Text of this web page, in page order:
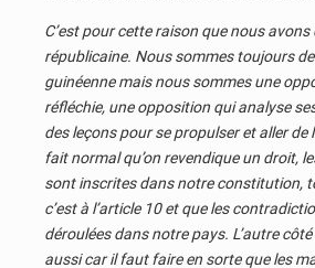
C’est pour cette raison que nous
républicaine. Nous sommes toujours
guinéenne mais nous sommes une
réfléchie, une opposition qui analyse
des leçons pour se propulser et aller de
fait normal qu’on revendique un droit,
sont inscrites dans notre constitution,
c’est à l’article 10 et que les
déroulées dans notre pays. L’autre
aussi car il faut faire en sorte que les